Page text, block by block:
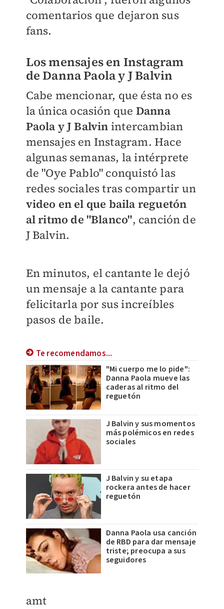
comentarios que dejaron sus
fans.
Los mensajes en Instagram
de Danna Paola y J Balvin
Cabe mencionar, que ésta no es
la única ocasión que Danna
Paola y J Balvin intercambian
mensajes en Instagram. Hace
algunas semanas, la intérprete
de "Oye Pablo" conquistó las
redes sociales tras compartir un
video en el que baila reguetón
al ritmo de "Blanco", canción de
J Balvin.
En minutos, el cantante le dejó
un mensaje a la cantante para
felicitarla por sus increíbles
pasos de baile.
Te recomendamos...
"Mi cuerpo me lo pide":
Danna Paola mueve las
caderas al ritmo del
reguetón
J Balvin y sus momentos
más polémicos en redes
sociales
J Balvin y su etapa
rockera antes de hacer
reguetón
Danna Paola usa canción
de RBD para dar mensaje
triste; preocupa a sus
seguidores
amt